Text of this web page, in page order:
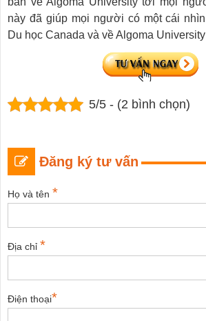
này đã giúp mọi người có một cái
Du học Canada và về Algoma University
5/5 - (2 bình chọn)
Đăng ký tư vấn
Họ và tên *
Địa chỉ *
Điện thoại*